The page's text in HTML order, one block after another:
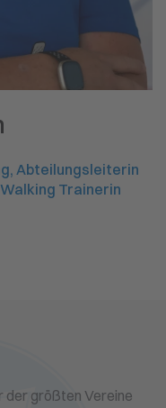
Abteilungsleiterin
Trainerin
der größten Vereine